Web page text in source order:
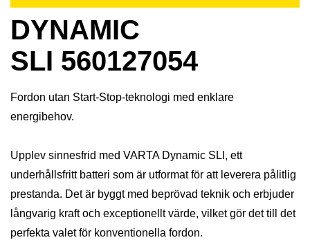
DYNAMIC
SLI 560127054
Fordon utan Start-Stop-teknologi med enklare
energibehov.
Upplev sinnesfrid med VARTA Dynamic SLI, ett
underhållsfritt batteri som är utformat för att leverera pålitlig
prestanda. Det är byggt med beprövad teknik och erbjuder
långvarig kraft och exceptionellt värde, vilket gör det till det
perfekta valet för konventionella fordon.